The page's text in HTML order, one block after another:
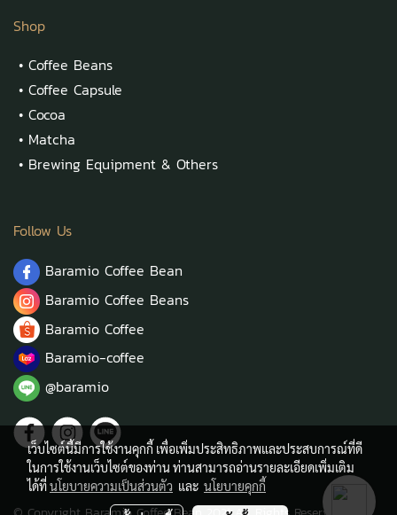
Shop
• Coffee Beans
• Coffee Capsule
• Cocoa
• Matcha
• Brewing Equipment & Others
Follow Us
Baramio Coffee Bean
Baramio Coffee Beans
Baramio Coffee
Baramio-coffee
@baramio
เว็บไซต์นี้มีการใช้งานคุกกี้ เพื่อเพิ่มประสิทธิภาพและประสบการณ์ที่ดี
ในการใช้งานเว็บไซต์ของท่าน ท่านสามารถอ่านรายละเอียดเพิ่มเติม
ได้ที่นโยบายความเป็นส่วนตัว และ นโยบายคุกกี้